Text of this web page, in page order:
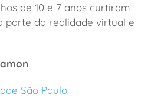
de 10 e 7 anos curtiram
parte da realidade virtual e
São Paulo